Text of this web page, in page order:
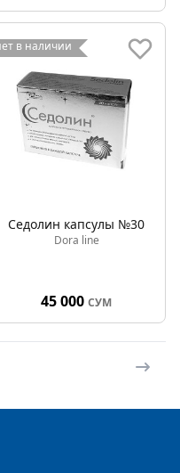
в наличии
Седолин капсулы №30
Dora line
45 000 СУМ